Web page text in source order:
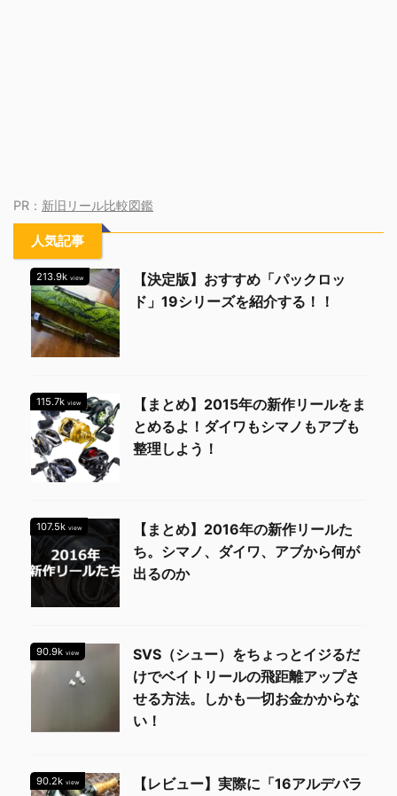
PR： 新旧リール比較図鑑
人気記事
213.9k view
【決定版】おすすめ「パックロッ
ド」19シリーズを紹介する！！
115.7k view
【まとめ】2015年の新作リールをま
とめるよ！ダイワもシマノもアブも
整理しよう！
107.5k view
【まとめ】2016年の新作リールた
ち。シマノ、ダイワ、アブから何が
出るのか
90.9k view
SVS（シュー）をちょっとイジるだ
けでベイトリールの飛距離アップさ
せる方法。しかも一切お金かからな
い！
90.2k view
【レビュー】実際に「16アルデバラ